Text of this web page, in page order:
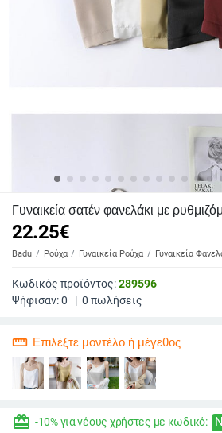
Γυναικεία σατέν φανελάκι με
22.25€
Badu Ρούχα Γυναικεία Ρούχα Γυναικεία
Κωδικός προϊόντος:289596
Ψήφισαν:0 | 0 πωλήσεις
straighten Επιλέξτε μοντέλο ή μέγεθος
redeem -10% για νέους χρήστες με κωδικό: